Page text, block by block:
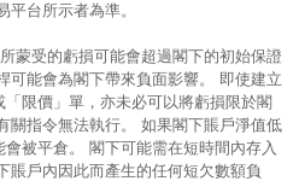
台所示者為準。
蒙受的虧損可能會超過閣下的初始保證
可能會為閣下帶來負面影響。 即使建立
限價」單，亦未必可以將虧損限於閣
關指令無法執行。 如果閣下賬戶淨值低
被平倉。 閣下可能需在短時間內存入
賬戶內因此而產生的任何短欠數額負